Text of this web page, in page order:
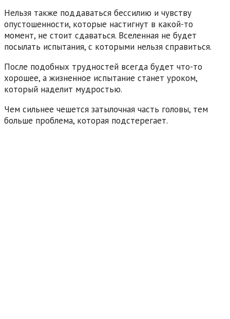
Нельзя также поддаваться бессилию и чувству
опустошенности, которые настигнут в какой-то
момент, не стоит сдаваться. Вселенная не будет
посылать испытания, с которыми нельзя справиться.
После подобных трудностей всегда будет что-то
хорошее, а жизненное испытание станет уроком,
который наделит мудростью.
Чем сильнее чешется затылочная часть головы, тем
больше проблема, которая подстерегает.